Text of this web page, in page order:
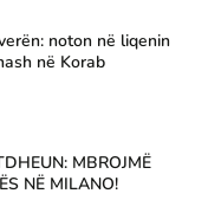
noton në liqenin
në Korab
MBROJMË
NË MILANO!